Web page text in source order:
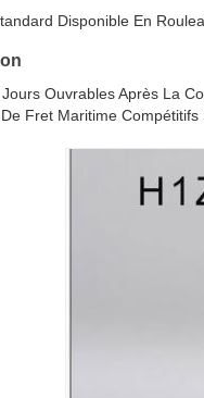
Disponible En
Ouvrables Après La
Fret Maritime